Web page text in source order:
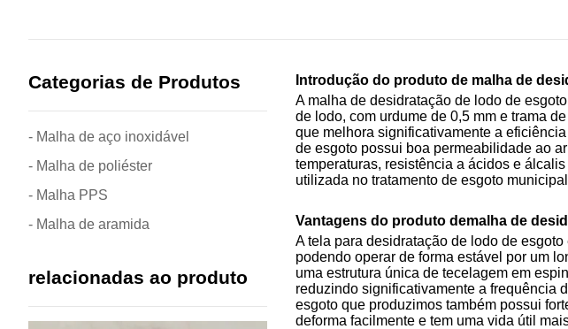
Categorias de Produtos
- Malha de aço inoxidável
- Malha de poliéster
- Malha PPS
- Malha de aramida
relacionadas ao produto
Introdução do produto de malha de
A malha de desidratação de lodo de
de lodo, com urdume de 0,5 mm e trama
que melhora significativamente a
de esgoto possui boa permeabilidade ao
temperaturas, resistência a ácidos e
utilizada no tratamento de esgoto
Vantagens do produto demalha de
A tela para desidratação de lodo de
podendo operar de forma estável por um
uma estrutura única de tecelagem em
reduzindo significativamente a frequência
esgoto que produzimos também possui
deforma facilmente e tem uma vida útil